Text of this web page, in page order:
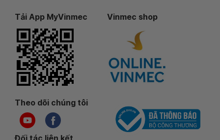
Tải App MyVinmec Vinmec shop
Theo dõi chúng tôi
Đối tác liên kết